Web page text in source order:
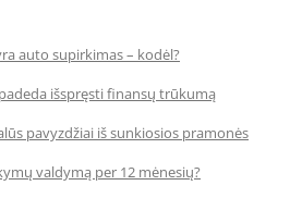
auto supirkimas – kodėl?
išspręsti finansų trūkumą
pavyzdžiai iš sunkiosios pramonės
valdymą per 12 mėnesių?